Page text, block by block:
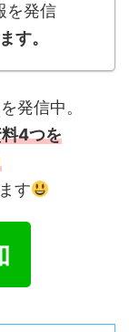
を発信
す。
発信中。
4つを
す